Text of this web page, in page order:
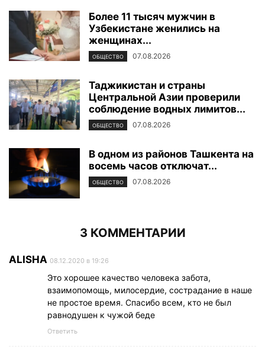
Более 11 тысяч мужчин в
Узбекистане женились на
женщинах...
ОБЩЕСТВО 07.08.2026
Таджикистан и страны
Центральной Азии проверили
соблюдение водных лимитов...
ОБЩЕСТВО 07.08.2026
В одном из районов Ташкента на
восемь часов отключат...
ОБЩЕСТВО 07.08.2026
3 КОММЕНТАРИИ
ALISHA 08.12.2020 в 19:26
Это хорошее качество человека забота,
взаимопомощь, милосердие, сострадание в наше
не простое время. Спасибо всем, кто не был
равнодушен к чужой беде
Ответить